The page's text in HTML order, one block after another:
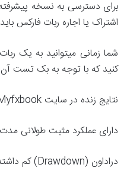
برای دسترسی به نسخه
اشتراک یا اجاره ربات فارکس
شما زمانی میتوانید به یک
کنید که با توجه به بک تست آن
نتایج زنده در سایت Myfxbook داشته باشد.
دارای عملکرد مثبت طولانی
دراداون (Drawdown) کم داشته باشد.